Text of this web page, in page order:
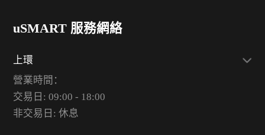
uSMART 服務網絡
上環
營業時間：
交易日: 09:00 - 18:00
非交易日: 休息